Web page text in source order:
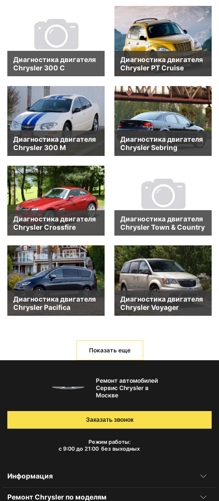
Диагностика двигателя
Chrysler 300 C
Диагностика двигателя
Chrysler PT Cruise
Диагностика двигателя
Chrysler 300 M
Диагностика двигателя
Chrysler Sebring
Диагностика двигателя
Chrysler Crossfire
Диагностика двигателя
Chrysler Town & Country
Диагностика двигателя
Chrysler Pacifica
Диагностика двигателя
Chrysler Voyager
Показать еще
Ремонт автомобилей
Сервис Chrysler в
Москве
Режим работы:
с 9:00 до 21:00 без выходных
Заказать звонок
Информация
Ремонт Chrysler по моделям